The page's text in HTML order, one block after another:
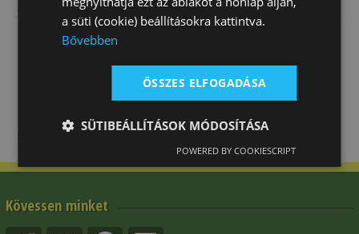
Zakó Tattini
Női Auriga
87 690
Zakó Tattini
Női Luna
43 605 Ft
Zakó Fiú/lány
Plutone Sup…
Kövessen minket
a süti (cookie) beállításokra kattintva.
Bővebben
ÖSSZES ELFOGADÁSA
SÜTIBEÁLLÍTÁSOK MÓDOSÍTÁSA
POWERED BY COOKIESCRIPT